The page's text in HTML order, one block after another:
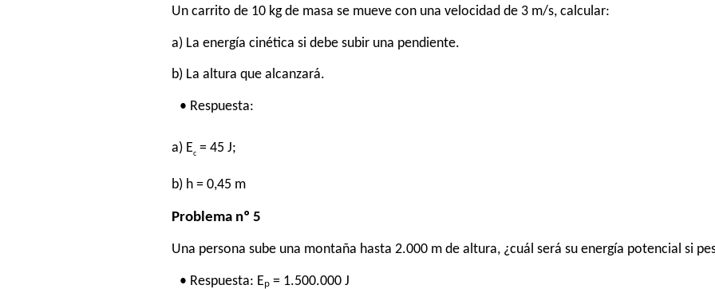
Un carrito de 10 kg de masa se mueve con una velocidad de 3 m/s, calcular:
a) La energía cinética si debe subir una pendiente.
b) La altura que alcanzará.
• Respuesta:
a) Ec = 45 J;
b) h = 0,45 m
Problema nº 5
Una persona sube una montaña hasta 2.000 m de altura, ¿cuál será su energía potencial si
• Respuesta: Eₚ = 1.500.000 J